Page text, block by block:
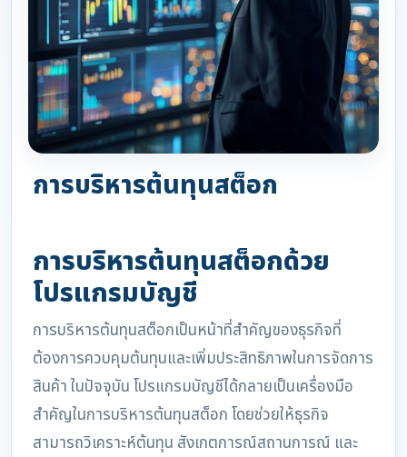
การบริหารต้นทุนสต็อก
การบริหารต้นทุนสต็อกด้วย
โปรแกรมบัญชี
การบริหารต้นทุนสต็อกเป็นหน้าที่สำคัญของธุรกิจที่
ต้องการควบคุมต้นทุนและเพิ่มประสิทธิภาพในการจัดการ
สินค้า ในปัจจุบัน โปรแกรมบัญชีได้กลายเป็นเครื่องมือ
สำคัญในการบริหารต้นทุนสต็อก โดยช่วยให้ธุรกิจ
สามารถวิเคราะห์ต้นทุน สังเกตการณ์สถานการณ์ และ